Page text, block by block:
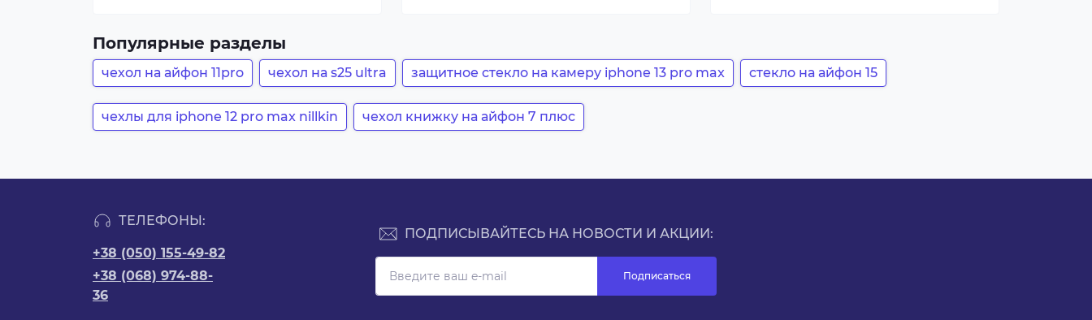
Популярные разделы
чехол на айфон 11pro чехол на s25 ultra защитное стекло на камеру iphone 13 pro max стекло на айфон 15
чехлы для iphone 12 pro max nillkin чехол книжку на айфон 7 плюс
ТЕЛЕФОНЫ:
+38 (050) 155-49-82
+38 (068) 974-88-
36
ПОДПИСЫВАЙТЕСЬ НА НОВОСТИ И АКЦИИ:
Подписаться